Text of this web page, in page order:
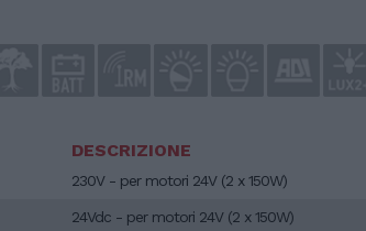
DESCRIZIONE
230V - per motori 24V (2 x 150W)
24Vdc - per motori 24V (2 x 150W)